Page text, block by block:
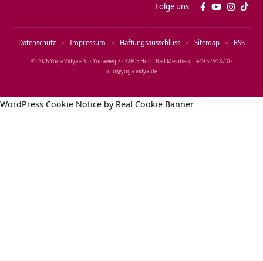
Folge uns
© 2026 Yoga Vidya e.V. · Yogaweg 7 · 32805 Horn‑Bad Meinberg · +49 5234 87‑0 ·
info@yoga‑vidya.de
Datenschutz Impressum Haftungsausschluss Sitemap RSS
WordPress Cookie Notice by Real Cookie Banner